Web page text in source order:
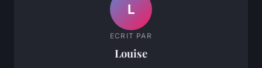
L
ECRIT PAR
Louise